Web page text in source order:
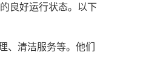
良好运行状态。以下
、清洁服务等。他们